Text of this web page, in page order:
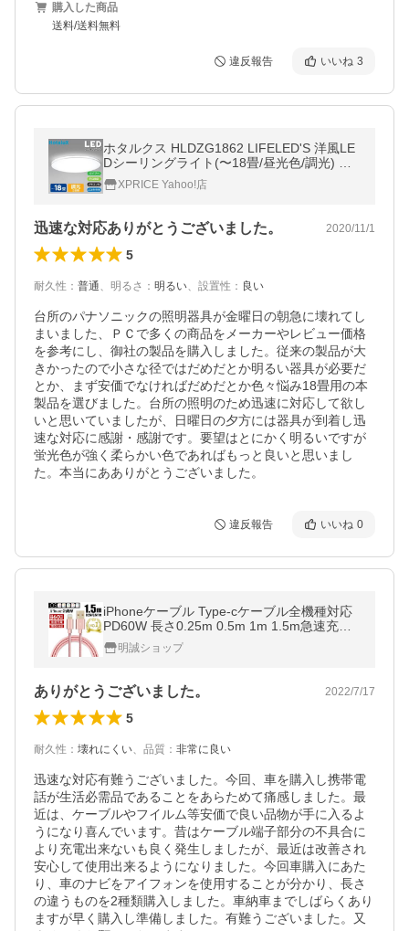
購入した商品
送料/送料無料
違反報告 いいね 3
ホタルクス HLDZG1862 LIFELED'S 洋風LE
Dシーリングライト(〜18畳/昼光色/調光) リ
モコン付き
XPRICE Yahoo!店
迅速な対応ありがとうございました。 2020/11/1
5
耐久性 ： 普通、 明るさ ： 明るい、 設置性 ： 良い
台所のパナソニックの照明器具が金曜日の朝急に壊れてし
まいました、ＰＣで多くの商品をメーカーやレビュー価格
を参考にし、御社の製品を購入しました。従来の製品が大
きかったので小さな径ではだめだとか明るい器具が必要だ
とか、まず安価でなければだめだとか色々悩み18畳用の本
製品を選びました。台所の照明のため迅速に対応して欲し
いと思いていましたが、日曜日の夕方には器具が到着し迅
速な対応に感謝・感謝です。要望はとにかく明るいですが
蛍光色が強く柔らかい色であればもっと良いと思いまし
た。本当にあありがとうございました。
違反報告 いいね 0
iPhoneケーブル Type-cケーブル全機種対応
PD60W 長さ0.25m 0.5m 1m 1.5m急速充電
データ転送 iPad iPhone17 Air 16 15 14 13 1
2pro max SE 【PL保険済み安心】
明誠ショップ
ありがとうございました。 2022/7/17
5
耐久性 ： 壊れにくい、 品質 ： 非常に良い
迅速な対応有難うございました。今回、車を購入し携帯電
話が生活必需品であることをあらためて痛感しました。最
近は、ケーブルやフイルム等安価で良い品物が手に入るよ
うになり喜んでいます。昔はケーブル端子部分の不具合に
より充電出来ないも良く発生しましたが、最近は改善され
安心して使用出来るようになりました。今回車購入にあた
り、車のナビをアイフォンを使用することが分かり、長さ
の違うものを2種類購入しました。車納車までしばらくあり
ますが早く購入し準備しました。有難うございました。又